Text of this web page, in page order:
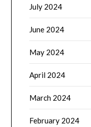
July 2024
June 2024
May 2024
April 2024
March 2024
February 2024